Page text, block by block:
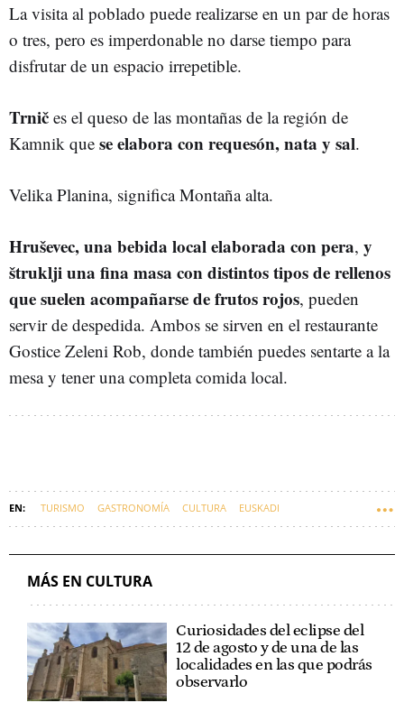
La visita al poblado puede realizarse en un par de horas
o tres, pero es imperdonable no darse tiempo para
disfrutar de un espacio irrepetible.
Trnič es el queso de las montañas de la región de
Kamnik que se elabora con requesón, nata y sal.
Velika Planina, significa Montaña alta.
Hruševec, una bebida local elaborada con pera, y
štruklji una fina masa con distintos tipos de rellenos
que suelen acompañarse de frutos rojos, pueden
servir de despedida. Ambos se sirven en el restaurante
Gostice Zeleni Rob, donde también puedes sentarte a la
mesa y tener una completa comida local.
TURISMO GASTRONOMÍA CULTURA EUSKADI
MÁS EN CULTURA
Curiosidades del eclipse del
12 de agosto y de una de las
localidades en las que podrás
observarlo